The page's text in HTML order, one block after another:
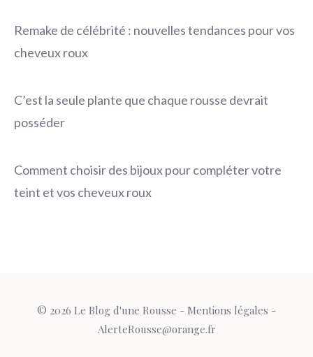
Remake de célébrité : nouvelles tendances pour vos
cheveux roux
C’est la seule plante que chaque rousse devrait
posséder
Comment choisir des bijoux pour compléter votre
teint et vos cheveux roux
© 2026 Le Blog d'une Rousse - Mentions légales -
AlerteRousse@orange.fr